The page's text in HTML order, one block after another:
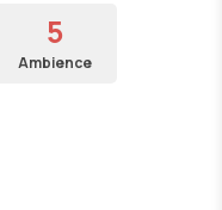
5
Ambience